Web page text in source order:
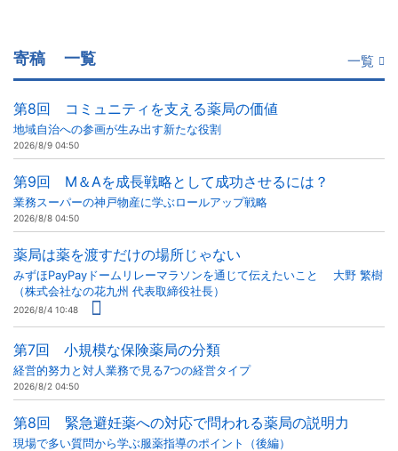
寄稿 一覧 一覧
第8回 コミュニティを支える薬局の価値
地域自治への参画が生み出す新たな役割
2026/8/9 04:50
第9回 M＆Aを成長戦略として成功させるには？
業務スーパーの神戸物産に学ぶロールアップ戦略
2026/8/8 04:50
薬局は薬を渡すだけの場所じゃない
みずほPayPayドームリレーマラソンを通じて伝えたいこと 大野 繁樹
（株式会社なの花九州 代表取締役社長）
2026/8/4 10:48
第7回 小規模な保険薬局の分類
経営的努力と対人業務で見る7つの経営タイプ
2026/8/2 04:50
第8回 緊急避妊薬への対応で問われる薬局の説明力
現場で多い質問から学ぶ服薬指導のポイント（後編）